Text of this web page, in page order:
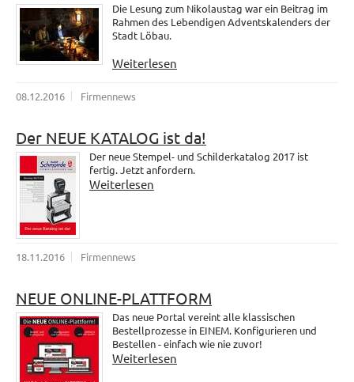
Die Lesung zum Nikolaustag war ein Beitrag im
Rahmen des Lebendigen Adventskalenders der
Stadt Löbau.
Weiterlesen
08.12.2016 Firmennews
Der NEUE KATALOG ist da!
Der neue Stempel- und Schilderkatalog 2017 ist
fertig. Jetzt anfordern.
Weiterlesen
18.11.2016 Firmennews
NEUE ONLINE-PLATTFORM
Das neue Portal vereint alle klassischen
Bestellprozesse in EINEM. Konfigurieren und
Bestellen - einfach wie nie zuvor!
Weiterlesen